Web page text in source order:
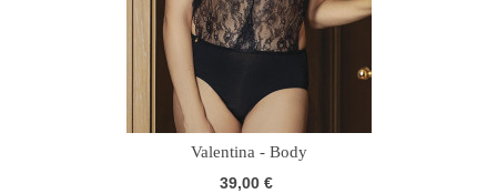
Valentina - Body
39,00 €